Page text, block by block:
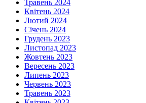
Травень 2024
Квітень 2024
Лютий 2024
Січень 2024
Грудень 2023
Листопад 2023
Жовтень 2023
Вересень 2023
Липень 2023
Червень 2023
Травень 2023